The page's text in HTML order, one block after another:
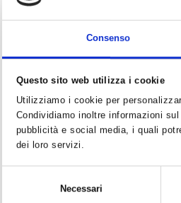
Consenso
Questo sito web utilizza i cookie
Utilizziamo i cookie per
Condividiamo inoltre informazioni
pubblicità e social media, i quali
dei loro servizi.
Necessari